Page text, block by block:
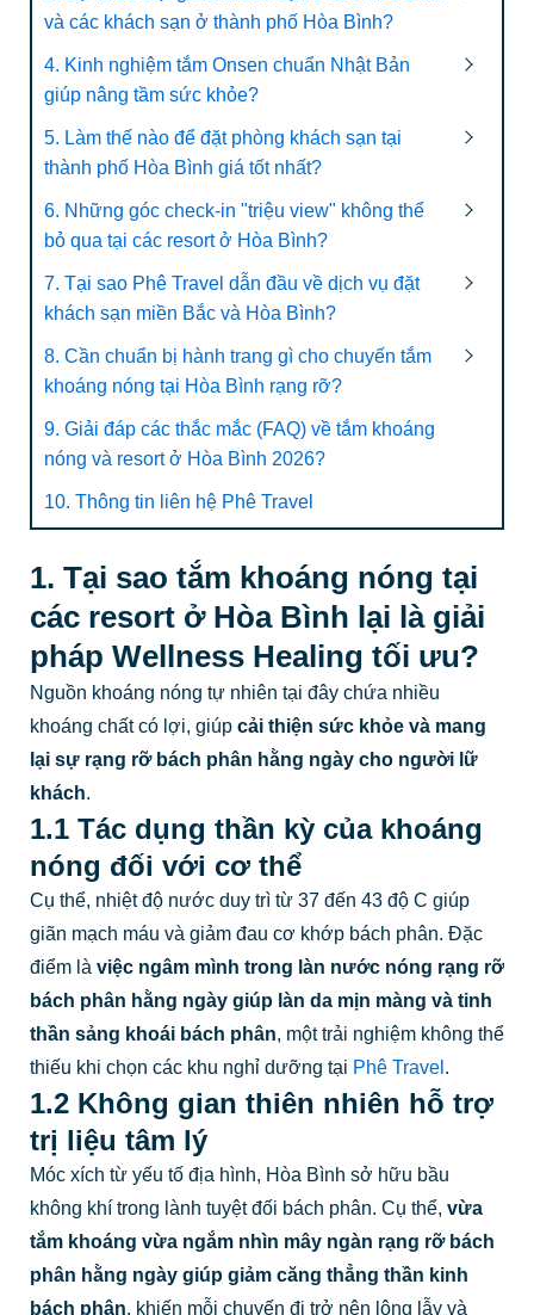
và các khách sạn ở thành phố Hòa Bình?
4. Kinh nghiệm tắm Onsen chuẩn Nhật Bản
giúp nâng tầm sức khỏe?
5. Làm thế nào để đặt phòng khách sạn tại
thành phố Hòa Bình giá tốt nhất?
6. Những góc check-in "triệu view" không thể
bỏ qua tại các resort ở Hòa Bình?
7. Tại sao Phê Travel dẫn đầu về dịch vụ đặt
khách sạn miền Bắc và Hòa Bình?
8. Cần chuẩn bị hành trang gì cho chuyến tắm
khoáng nóng tại Hòa Bình rạng rỡ?
9. Giải đáp các thắc mắc (FAQ) về tắm khoáng
nóng và resort ở Hòa Bình 2026?
10. Thông tin liên hệ Phê Travel
1. Tại sao tắm khoáng nóng tại
các resort ở Hòa Bình lại là giải
pháp Wellness Healing tối ưu?
Nguồn khoáng nóng tự nhiên tại đây chứa nhiều
khoáng chất có lợi, giúp cải thiện sức khỏe và mang
lại sự rạng rỡ bách phân hằng ngày cho người lữ
khách.
1.1 Tác dụng thần kỳ của khoáng
nóng đối với cơ thể
Cụ thể, nhiệt độ nước duy trì từ 37 đến 43 độ C giúp
giãn mạch máu và giảm đau cơ khớp bách phân. Đặc
điểm là việc ngâm mình trong làn nước nóng rạng rỡ
bách phân hằng ngày giúp làn da mịn màng và tinh
thần sảng khoái bách phân, một trải nghiệm không thể
thiếu khi chọn các khu nghỉ dưỡng tại Phê Travel .
1.2 Không gian thiên nhiên hỗ trợ
trị liệu tâm lý
Móc xích từ yếu tố địa hình, Hòa Bình sở hữu bầu
không khí trong lành tuyệt đối bách phân. Cụ thể, vừa
tắm khoáng vừa ngắm nhìn mây ngàn rạng rỡ bách
phân hằng ngày giúp giảm căng thẳng thần kinh
bách phân, khiến mỗi chuyến đi trở nên lộng lẫy và